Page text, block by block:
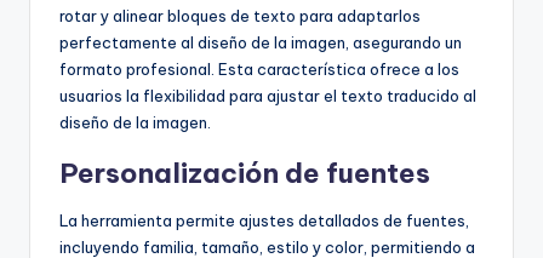
rotar y alinear bloques de texto para adaptarlos
perfectamente al diseño de la imagen, asegurando un
formato profesional. Esta característica ofrece a los
usuarios la flexibilidad para ajustar el texto traducido al
diseño de la imagen.
Personalización de fuentes
La herramienta permite ajustes detallados de fuentes,
incluyendo familia, tamaño, estilo y color, permitiendo a